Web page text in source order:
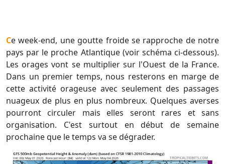
Ce week-end, une goutte froide se rapproche de notre
pays par le proche Atlantique (voir schéma ci-dessous).
Les orages vont se multiplier sur l'Ouest de la France.
Dans un premier temps, nous resterons en marge de
cette activité orageuse avec seulement des passages
nuageux de plus en plus nombreux. Quelques averses
pourront circuler mais elles seront rares et sans
organisation. C'est surtout en début de semaine
prochaine que le temps va se dégrader.